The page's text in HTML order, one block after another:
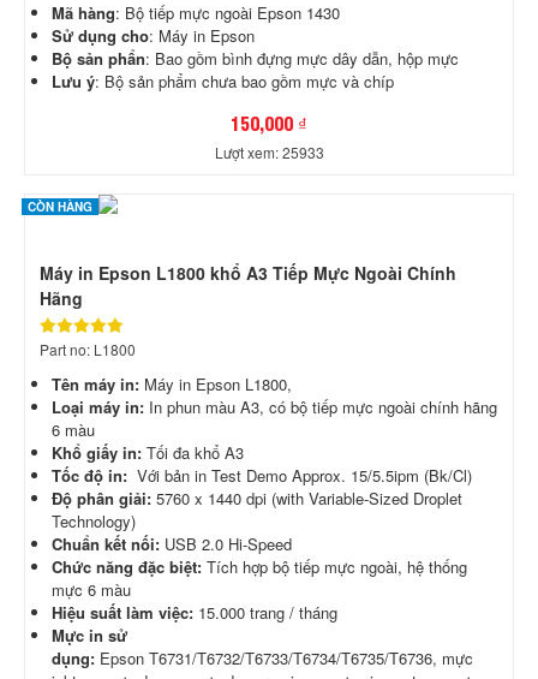
Mã hàng: Bộ tiếp mực ngoài Epson 1430
Sử dụng cho: Máy in Epson
Bộ sản phẩn: Bao gồm bình đựng mực dây dẫn, hộp mực
Lưu ý: Bộ sản phẩm chưa bao gồm mực và chíp
150,000 ₫
Lượt xem: 25933
CÒN HÀNG
Máy in Epson L1800 khổ A3 Tiếp Mực Ngoài Chính
Hãng
Part no: L1800
Tên máy in: Máy in Epson L1800,
Loại máy in: In phun màu A3, có bộ tiếp mực ngoài chính hãng
6 màu
Khổ giấy in: Tối đa khổ A3
Tốc độ in: Với bản in Test Demo Approx. 15/5.5ipm (Bk/Cl)
Độ phân giải: 5760 x 1440 dpi (with Variable-Sized Droplet
Technology)
Chuẩn kết nối: USB 2.0 Hi-Speed
Chức năng đặc biệt: Tích hợp bộ tiếp mực ngoài, hệ thống
mực 6 màu
Hiệu suất làm việc: 15.000 trang / tháng
Mực in sử
dụng: Epson T6731/T6732/T6733/T6734/T6735/T6736, mực